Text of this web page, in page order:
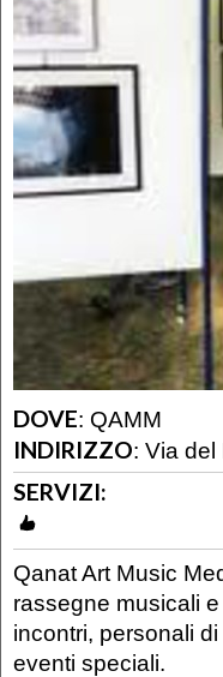
DOVE: QAMM
INDIRIZZO: Via del
SERVIZI:
Qanat Art Music
rassegne musicali
incontri, personali
eventi speciali.